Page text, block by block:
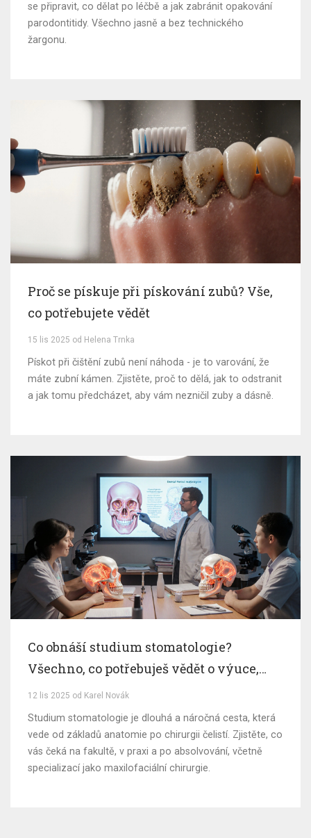
se připravit, co dělat po léčbě a jak zabránit opakování
parodontitidy. Všechno jasně a bez technického
žargonu.
Proč se pískuje při pískování zubů? Vše,
co potřebujete vědět
15 lis 2025 od Helena Trnka
Pískot při čištění zubů není náhoda - je to varování, že
máte zubní kámen. Zjistěte, proč to dělá, jak to odstranit
a jak tomu předcházet, aby vám nezničil zuby a dásně.
Co obnáší studium stomatologie?
Všechno, co potřebuješ vědět o výuce,
praxi a budoucnosti
12 lis 2025 od Karel Novák
Studium stomatologie je dlouhá a náročná cesta, která
vede od základů anatomie po chirurgii čelistí. Zjistěte, co
vás čeká na fakultě, v praxi a po absolvování, včetně
specializací jako maxilofaciální chirurgie.